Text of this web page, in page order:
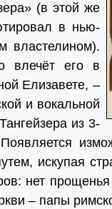
(в этой же
в нью-
властелином).
влечёт его в
Елизавете, –
и вокальной
из 3-
искупая
нет
– папы